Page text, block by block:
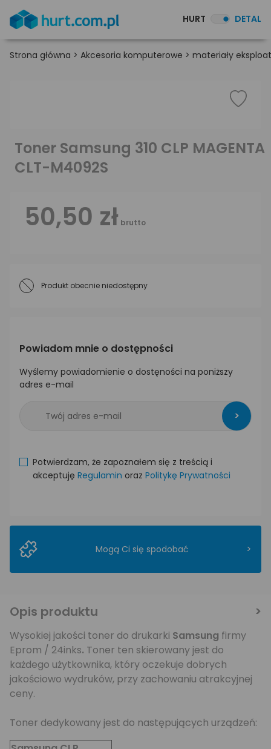
HURT DETAL
Strona główna > Akcesoria komputerowe > materiały
Toner Samsung 310 CLP MAGENTA
CLT-M4092S
50,50 zł brutto
Produkt obecnie niedostępny
Powiadom mnie o dostępności
Wyślemy powiadomienie o dostęności na poniższy
adres e-mail
>
Potwierdzam, że zapoznałem się z treścią i
akceptuję Regulamin oraz Politykę Prywatności
Mogą Ci się spodobać >
Opis produktu
Wysokiej jakości toner do drukarki Samsung firmy
Eprom / 24inks. Toner ten skierowany jest do
każdego użytkownika, który oczekuje dobrych
jakościowo wydruków, przy zachowaniu atrakcyjnej
ceny.
Toner dedykowany jest do następujących urządzeń: